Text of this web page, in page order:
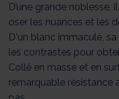
D’une grande noblesse,
oser les nuances et les
D'un blanc immaculé,
les contrastes pour
Collé en masse et en
remarquable résistance